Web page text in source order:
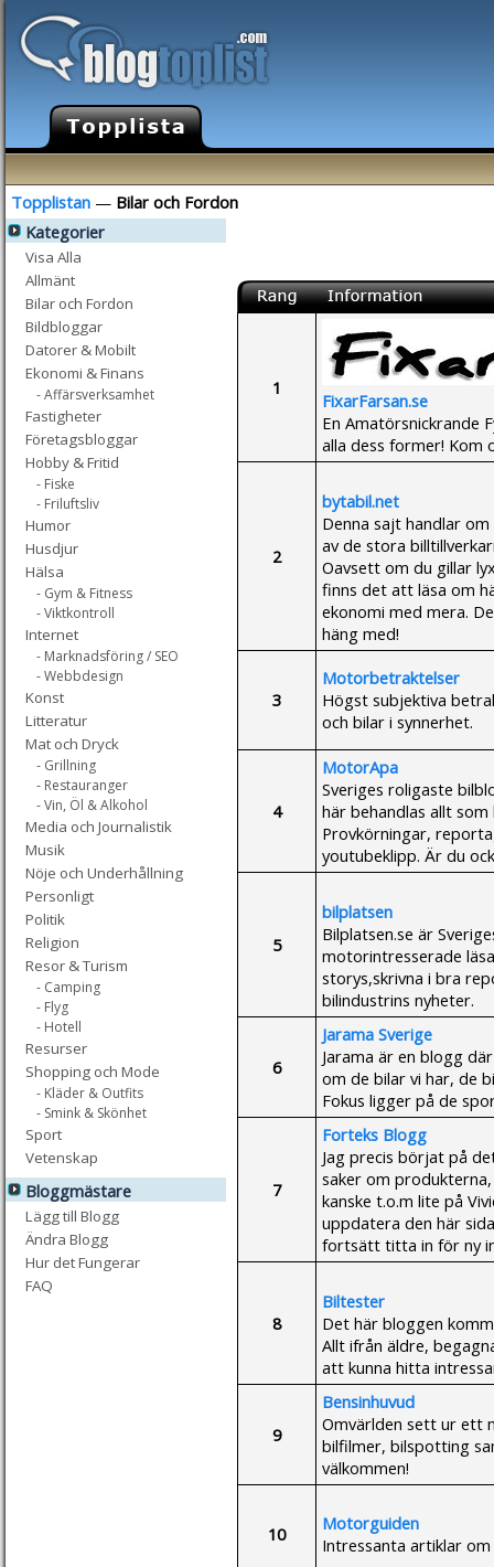
Topplistan — Bilar och Fordon
Kategorier
Visa Alla
Allmänt
Bilar och Fordon
Bildbloggar
Datorer & Mobilt
Ekonomi & Finans
- Affärsverksamhet
Fastigheter
Företagsbloggar
Hobby & Fritid
- Fiske
- Friluftsliv
Humor
Husdjur
Hälsa
- Gym & Fitness
- Viktkontroll
Internet
- Marknadsföring / SEO
- Webbdesign
Konst
Litteratur
Mat och Dryck
- Grillning
- Restauranger
- Vin, Öl & Alkohol
Media och Journalistik
Musik
Nöje och Underhållning
Personligt
Politik
Religion
Resor & Turism
- Camping
- Flyg
- Hotell
Resurser
Shopping och Mode
- Kläder & Outfits
- Smink & Skönhet
Sport
Vetenskap
Bloggmästare
Lägg till Blogg
Ändra Blogg
Hur det Fungerar
FAQ
1
FixarFarsan.se
En Amatörsnickrande
alla dess former! Kom
2
bytabil.net
Denna sajt handlar
av de stora
Oavsett om du gillar
finns det att läsa om
ekonomi med mera.
häng med!
3
Motorbetraktelser
Högst subjektiva
och bilar i synnerhet.
4
MotorApa
Sveriges roligaste
här behandlas allt
Provkörningar,
youtubeklipp. Är du
5
bilplatsen
Bilplatsen.se är
motorintresserade
storys,skrivna i bra
bilindustrins nyheter.
6
Jarama Sverige
Jarama är en blogg
om de bilar vi har, de
Fokus ligger på de
7
Forteks Blogg
Jag precis börjat på
saker om
kanske t.o.m lite på
uppdatera den här
fortsätt titta in för ny
8
Biltester
Det här bloggen
Allt ifrån äldre,
att kunna hitta
9
Bensinhuvud
Omvärlden sett ur ett
bilfilmer, bilspotting
välkommen!
10
Motorguiden
Intressanta artiklar